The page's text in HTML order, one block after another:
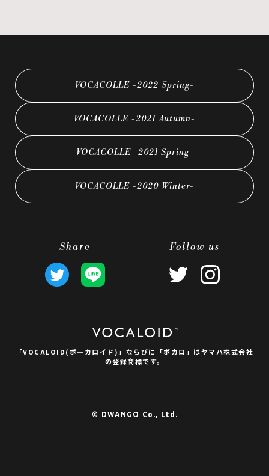
VOCACOLLE -2022 Spring-
VOCACOLLE -2021 Autumn-
VOCACOLLE -2021 Spring-
VOCACOLLE -2020 Winter-
Share Follow us
「VOCALOID(ボーカロイド)」ならびに
「ボカロ」はヤマハ株式会社
の登録商標です。
© DWANGO Co., Ltd.